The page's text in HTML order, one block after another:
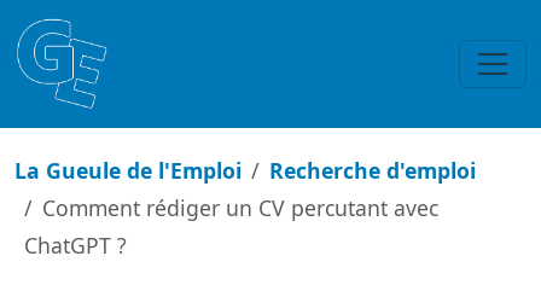
La Gueule de l'Emploi
Recherche d'emploi
Comment rédiger un CV percutant avec
ChatGPT ?